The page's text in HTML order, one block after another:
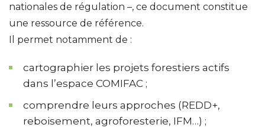
nationales de régulation –, ce document constitue
une ressource de référence.
Il permet notamment de :
cartographier les projets forestiers actifs
dans l’espace COMIFAC ;
comprendre leurs approches (REDD+,
reboisement, agroforesterie, IFM…) ;